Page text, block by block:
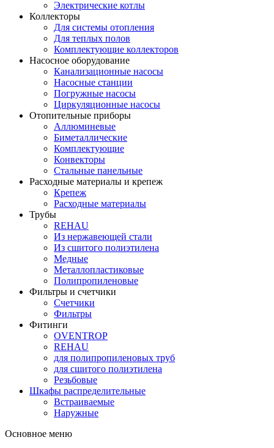
Электрические котлы
Коллекторы
Для системы отопления
Для теплых полов
Комплектующие коллекторов
Насосное оборудование
Канализационные насосы
Насосные станции
Погружные насосы
Циркуляционные насосы
Отопительные приборы
Аллюминевые
Биметаллические
Комплектующие
Конвекторы
Стальные панельные
Расходные материалы и крепеж
Крепеж
Расходные материалы
Трубы
REHAU
Из нержавеющей стали
Из сшитого полиэтилена
Медные
Металлопластиковые
Полипропиленовые
Фильтры и счетчики
Счетчики
Фильтры
Фитинги
OVENTROP
REHAU
для полипропиленовых труб
для сшитого полиэтилена
Резьбовые
Шкафы распределительные
Встраиваемые
Наружные
Основное меню